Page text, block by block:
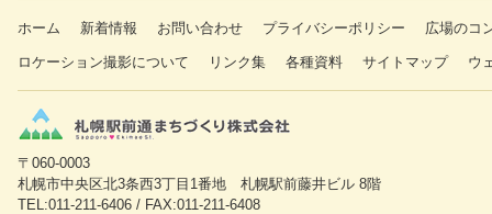
ホーム 新着情報 お問い合わせ プライバシーポリシー 広場のコ
ロケーション撮影について リンク集 各種資料 サイトマップ ウ
〒060-0003
札幌市中央区北3条西3丁目1番地 札幌駅前藤井ビル 8階
TEL:011-211-6406 / FAX:011-211-6408